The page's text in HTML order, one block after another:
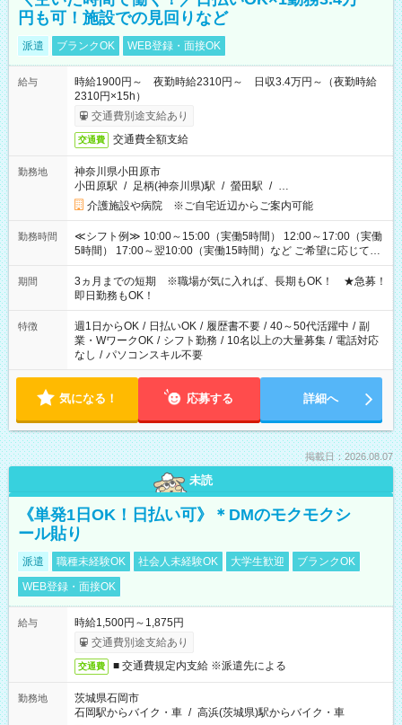
円も可！施設での見回りなど
派遣 ブランクOK WEB登録・面接OK
給与
時給1900円～ 夜勤時給2310円～ 日収3.4万円～（夜勤時給
2310円×15h）
交通費別途支給あり
交通費 交通費全額支給
勤務地
神奈川県小田原市
小田原駅 / 足柄(神奈川県)駅 / 螢田駅 / …
介護施設や病院 ※ご自宅近辺からご案内可能
勤務時間
≪シフト例≫ 10:00～15:00（実働5時間） 12:00～17:00（実働
5時間） 17:00～翌10:00（実働15時間）など ご希望に応じて、
働く時間は調整できます！ お気軽に担当へ相談ください！
期間
3ヵ月までの短期 ※職場が気に入れば、長期もOK！ ★急募！
即日勤務もOK！
特徴 週1日からOK / 日払いOK / 履歴書不要 / 40～50代活躍中 / 副
業・WワークOK / シフト勤務 / 10名以上の大量募集 / 電話対応
なし / パソコンスキル不要
気になる！ 応募する 詳細へ
掲載日：2026.08.07
未読
《単発1日OK！日払い可》＊DMのモクモクシ
ール貼り
派遣 職種未経験OK 社会人未経験OK 大学生歓迎
ブランクOK
WEB登録・面接OK
給与
時給1,500円～1,875円
交通費別途支給あり
交通費 ■ 交通費規定内支給 ※派遣先による
勤務地
茨城県石岡市
石岡駅からバイク・車 / 高浜(茨城県)駅からバイク・車